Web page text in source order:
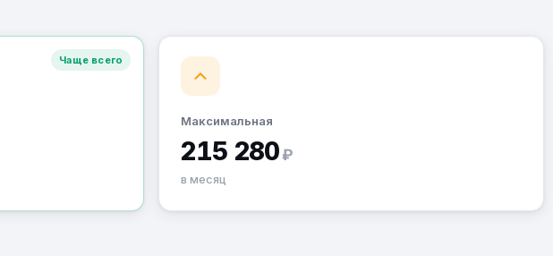
Чаще всего
Максимальная
215 280 ₽
в месяц